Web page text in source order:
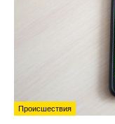
Происшествия